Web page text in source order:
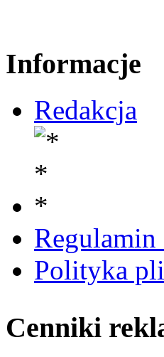
Informacje
Redakcja
Regulamin
Polityka
Cenniki